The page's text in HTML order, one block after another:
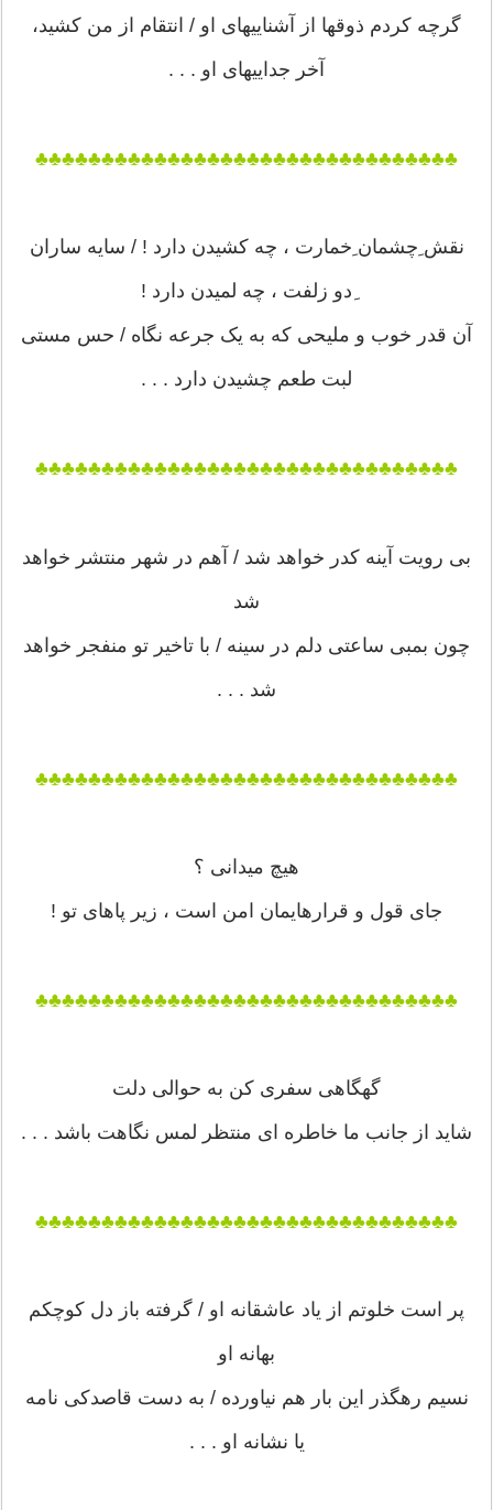
گرچه کردم ذوقها از آشناییهای او / انتقام از من کشید،
آخر جداییهای او . . .
♣♣♣♣♣♣♣♣♣♣♣♣♣♣♣♣♣♣♣♣♣♣♣♣♣♣♣♣♣♣♣♣
نقش ِچشمان ِخمارت ، چه کشیدن دارد ! / سایه ساران
ِدو زلفت ، چه لمیدن دارد !
آن قدر خوب و ملیحی که به یک جرعه نگاه / حس مستی
لبت طعم چشیدن دارد . . .
♣♣♣♣♣♣♣♣♣♣♣♣♣♣♣♣♣♣♣♣♣♣♣♣♣♣♣♣♣♣♣♣
بی رویت آینه کدر خواهد شد / آهم در شهر منتشر خواهد
شد
چون بمبی ساعتی دلم در سینه / با تاخیر تو منفجر خواهد
شد . . .
♣♣♣♣♣♣♣♣♣♣♣♣♣♣♣♣♣♣♣♣♣♣♣♣♣♣♣♣♣♣♣♣
هیچ میدانی ؟
جای قول و قرارهایمان امن است ، زیر پاهای تو !
♣♣♣♣♣♣♣♣♣♣♣♣♣♣♣♣♣♣♣♣♣♣♣♣♣♣♣♣♣♣♣♣
گهگاهی سفری کن به حوالی دلت
شاید از جانب ما خاطره ای منتظر لمس نگاهت باشد . . .
♣♣♣♣♣♣♣♣♣♣♣♣♣♣♣♣♣♣♣♣♣♣♣♣♣♣♣♣♣♣♣♣
پر است خلوتم از یاد عاشقانه او / گرفته باز دل کوچکم
بهانه او
نسیم رهگذر این بار هم نیاورده / به دست قاصدکی نامه
یا نشانه او . . .